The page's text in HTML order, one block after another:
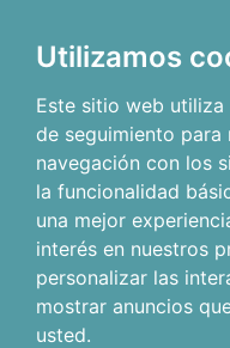
Utilizamos
Este sitio web
de seguimiento para
navegación con los
la funcionalidad
una mejor
interés en nuestros
personalizar las
mostrar anuncios
usted.